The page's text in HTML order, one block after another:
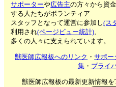
サポーターや広告主の方々から資
する人たちがボランティア
スタッフとなって運営に参加し(ス
利用され(ページビュー統計)、
多くの人々に支えられています。
獣医師広報板へのリンク ・サポー
集・ プライ
獣医師広報板の最新更新情報を